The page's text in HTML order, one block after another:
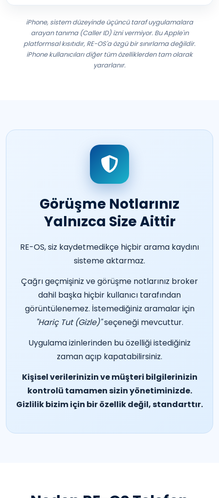
iPhone, sistem düzeyinde üçüncü taraf uygulamalara
arayan tanıma (Caller ID) izni vermiyor. Bu Apple'ın
platformsal kısıtıdır, RE-OS'a özgü bir sınırlama değildir.
iPhone kullanıcıları diğer tüm özelliklerden tam olarak
yararlanır.
Görüşme Notlarınız
Yalnızca Size Aittir
RE-OS, siz kaydetmedikçe hiçbir arama kaydını
sisteme aktarmaz.
Çağrı geçmişiniz ve görüşme notlarınız broker
dahil başka hiçbir kullanıcı tarafından
görüntülenemez. İstemediğiniz aramalar için
"Hariç Tut (Gizle)"seçeneği mevcuttur.
Uygulama izinlerinden bu özelliği istediğiniz
zaman açıp kapatabilirsiniz.
Kişisel verilerinizin ve müşteri bilgilerinizin
kontrolü tamamen sizin yönetiminizde.
Gizlilik bizim için bir özellik değil, standarttır.